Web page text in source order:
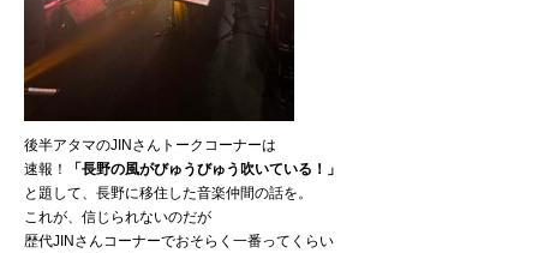
後半アタマのJINさんトークコーナーは
速報！
「長野の風がびゅうびゅう吹いている！」
と題して、長野に移住した音楽仲間の話を。
これが、信じられないのだが
歴代JINさんコーナーでおそらく一番ってくらい